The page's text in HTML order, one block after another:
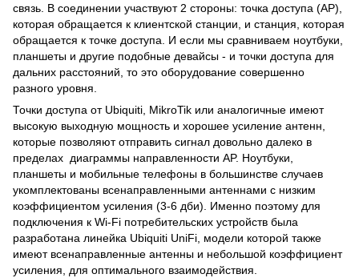
связь. В соединении участвуют 2 стороны: точка доступа (AP),
которая обращается к клиентской станции, и станция, которая
обращается к точке доступа. И если мы сравниваем ноутбуки,
планшеты и другие подобные девайсы - и точки доступа для
дальних расстояний, то это оборудование совершенно
разного уровня.
Точки доступа от Ubiquiti, MikroTik или аналогичные имеют
высокую выходную мощность и хорошее усиление антенн,
которые позволяют отправить сигнал довольно далеко в
пределах диаграммы направленности AP. Ноутбуки,
планшеты и мобильные телефоны в большинстве случаев
укомплектованы всенаправленными антеннами с низким
коэффициентом усиления (3-6 дби). Именно поэтому для
подключения к Wi-Fi потребительских устройств была
разработана линейка Ubiquiti UniFi, модели которой также
имеют всенаправленные антенны и небольшой коэффициент
усиления, для оптимального взаимодействия.